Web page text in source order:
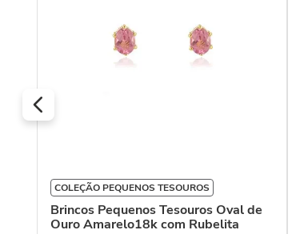
COLEÇÃO PEQUENOS TESOUROS
Brincos Pequenos Tesouros Oval de
Ouro Amarelo18k com Rubelita